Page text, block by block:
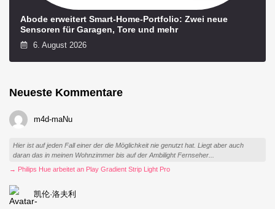
Abode erweitert Smart-Home-Portfolio: Zwei neue
Sensoren für Garagen, Tore und mehr
6. August 2026
Neueste Kommentare
m4d-maNu
Hier ist auf jeden Fall einer der die Möglichkeit nie genutzt hat. Liegt aber auch
daran das in meinen Wohnzimmer bis auf der Ambilight Fernseher...
→ Philips Hue arbeitet an Play Gradient Strip Light Pro
凯伦·洛夫利